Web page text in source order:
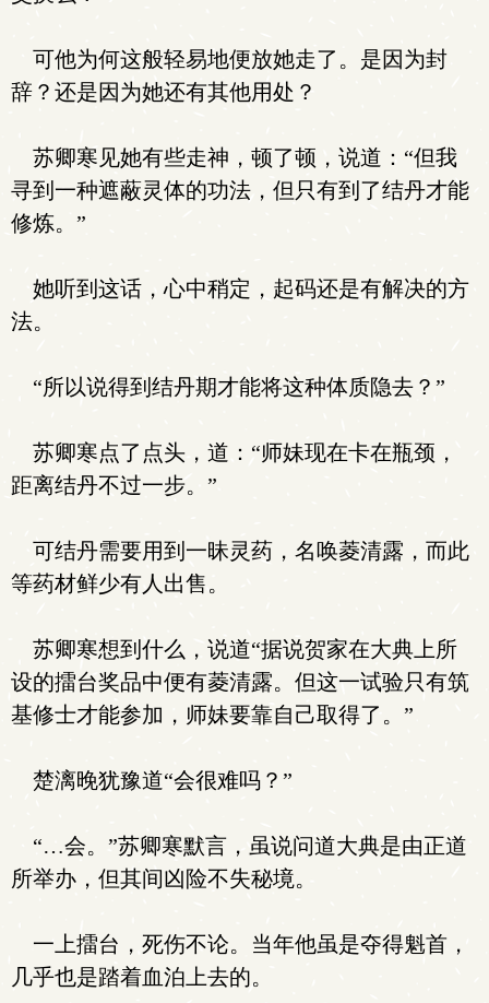
可他为何这般轻易地便放她走了。是因为封
辞？还是因为她还有其他用处？
苏卿寒见她有些走神，顿了顿，说道：“但我
寻到一种遮蔽灵体的功法，但只有到了结丹才能
修炼。”
她听到这话，心中稍定，起码还是有解决的方
法。
“所以说得到结丹期才能将这种体质隐去？”
苏卿寒点了点头，道：“师妹现在卡在瓶颈，
距离结丹不过一步。”
可结丹需要用到一昧灵药，名唤菱清露，而此
等药材鲜少有人出售。
苏卿寒想到什么，说道“据说贺家在大典上所
设的擂台奖品中便有菱清露。但这一试验只有筑
基修士才能参加，师妹要靠自己取得了。”
楚漓晚犹豫道“会很难吗？”
“…会。”苏卿寒默言，虽说问道大典是由正道
所举办，但其间凶险不失秘境。
一上擂台，死伤不论。当年他虽是夺得魁首，
几乎也是踏着血泊上去的。